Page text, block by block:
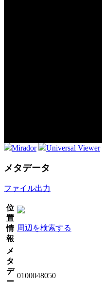
Mirador Universal Viewer
メタデータ
ファイル出力
位
置
情
報
周辺を検索する
メ
タ
デ
ー
0100048050